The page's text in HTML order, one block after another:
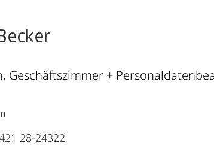
Geschäftszimmer +
28-24322